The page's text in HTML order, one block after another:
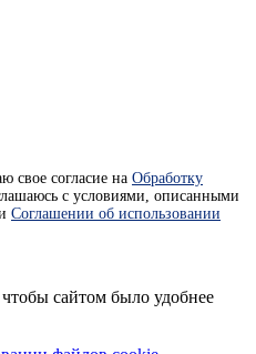
свое согласие на Обработку
с условиями, описанными
Соглашении об использовании
сайтом было удобнее